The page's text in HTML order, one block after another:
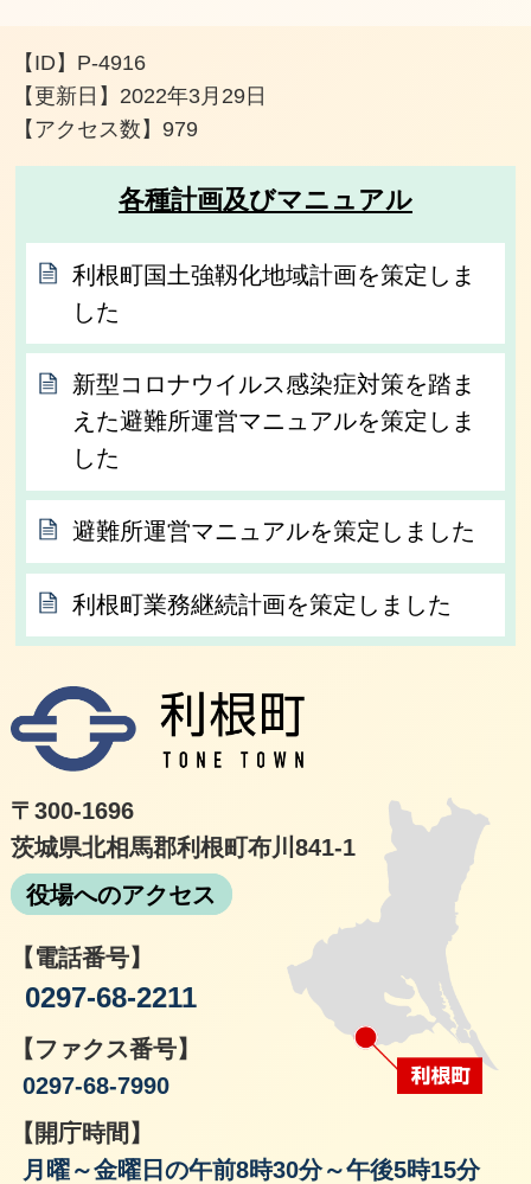
【ID】 P-4916
【更新日】 2022年3月29日
【アクセス数】979
各種計画及びマニュアル
利根町国土強靱化地域計画を策定しま
した
新型コロナウイルス感染症対策を踏ま
えた避難所運営マニュアルを策定しま
した
避難所運営マニュアルを策定しました
利根町業務継続計画を策定しました
〒300-1696
茨城県北相馬郡利根町布川841-1
役場へのアクセス
【電話番号】
0297-68-2211
【ファクス番号】
0297-68-7990
【開庁時間】
月曜～金曜日の午前8時30分～午後5時15分